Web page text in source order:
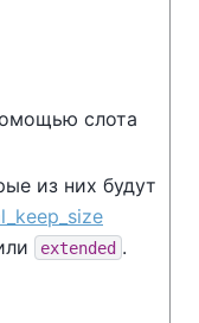
слота
из них будут
extended .